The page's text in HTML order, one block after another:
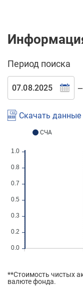
Период поиска
—
Скачать данные
СЧА
1.0
0.8
0.7
0.5
0.3
0.2
0.0
**Стоимость чистых
валюте фонда.